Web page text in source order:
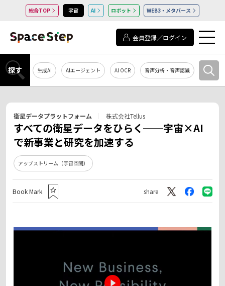
総合TOP 宇宙 AI ロボット WEB3・メタバース
会員登録／ログイン
探す 生成AI AIエージェント AI OCR 音声分析・音声認識 教育・
衛星データプラットフォーム 株式会社Tellus
すべての衛星データをひらく──宇宙×AI
で新事業と研究を加速する
アップストリーム（宇宙空間）
Book Mark share